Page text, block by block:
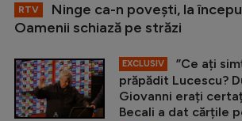
RTV
Ninge ca-n povești, la
Oamenii schiază pe străzi
EXCLUSIV
”Ce ați
prăpădit Lucescu?
Giovanni erați
Becali a dat cărțile